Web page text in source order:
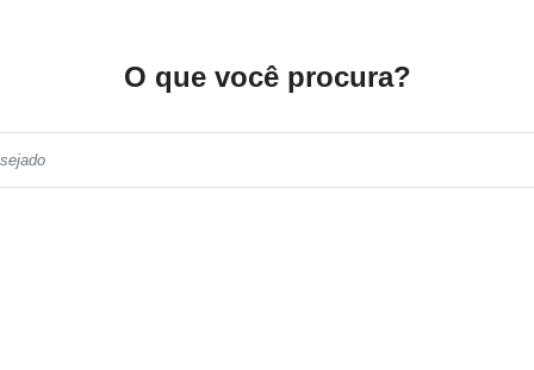
O que você procura?